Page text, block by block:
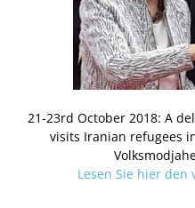
21-23rd October 2018: A
visits Iranian refugees
Lesen Sie hier